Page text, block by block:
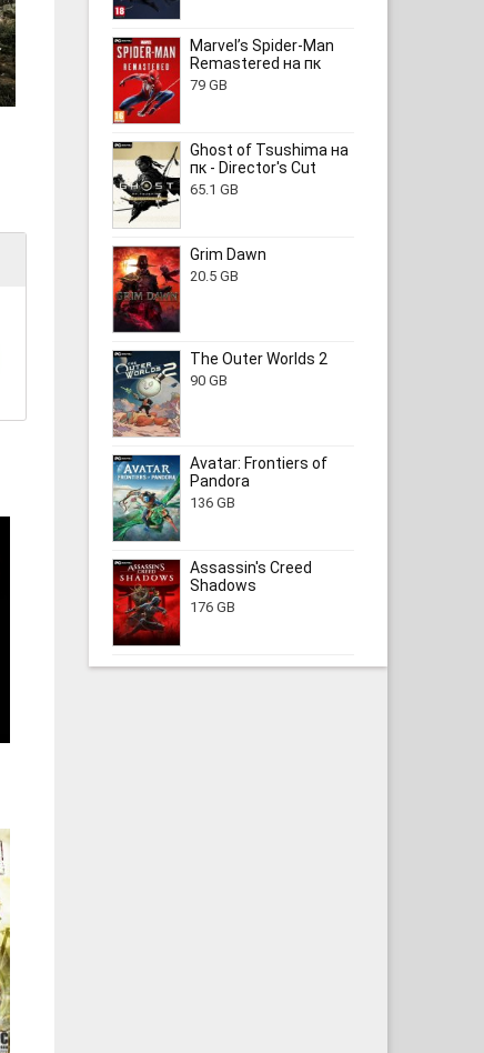
Marvel’s Spider-Man
Remastered на пк
79 GB
Ghost of Tsushima на
пк - Director's Cut
65.1 GB
Grim Dawn
20.5 GB
The Outer Worlds 2
90 GB
Avatar: Frontiers of
Pandora
136 GB
Assassin's Creed
Shadows
176 GB